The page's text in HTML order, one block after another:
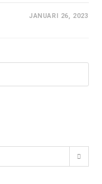
JANUARI 26, 2023